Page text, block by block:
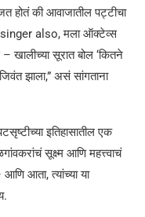
होतं की आवाजातील पट्टीचा
singer also, मला ऑक्टेव्स
खालीच्या सूरात बोल ‘कितने
झाला,” असं सांगताना
इतिहासातील एक
सूक्ष्म आणि महत्त्वाचं
आता, त्यांच्या या